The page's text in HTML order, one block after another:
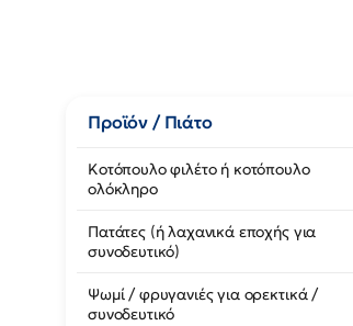
Προϊόν / Πιάτο
Κοτόπουλο φιλέτο ή κοτόπουλο
ολόκληρο
Πατάτες (ή λαχανικά εποχής για
συνοδευτικό)
Ψωμί / φρυγανιές για ορεκτικά /
συνοδευτικό